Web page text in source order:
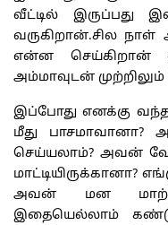
வீட்டில் இருப்பது
வருகிறான்.சில நாள்
என்ன செய்கிறான்
அம்மாவுடன்
இப்போது எனக்கு
மீது
செய்யலாம்? அவன்
மாட்டியிருக்கானா?
அவன் மன
இதையெல்லாம்